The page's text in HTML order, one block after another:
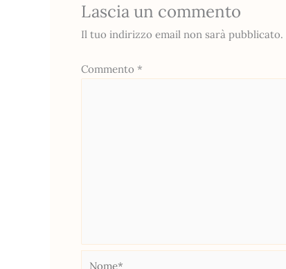
Lascia un commento
Il tuo indirizzo email non sarà pubblicato.
Commento *
Nome*